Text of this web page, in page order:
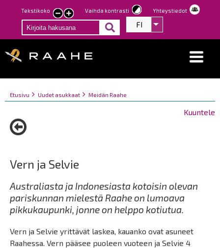
Hyppää
pääsisältöön
Tekstikoko
Pienennä
tekstin
kokoa
Suurenna
tekstin
kokoa
Vaihda kontrasti Yhteystiedot
FI Listaa
Breadcrumbs
You
here:
Etusivu Uudet asukkaat Meidän Raahe
Kuuntele
Vern ja Selvie
Australiasta ja Indonesiasta kotoisin olevan
pariskunnan mielestä Raahe on lumoava
pikkukaupunki, jonne on helppo kotiutua.
Vern ja Selvie yrittävät laskea, kauanko ovat asuneet
Raahessa. Vern pääsee puoleen vuoteen ja Selvie 4